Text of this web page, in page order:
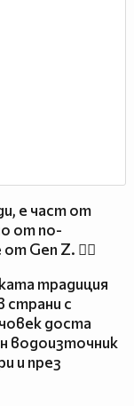
е част от
от по-
Gen Z. 🤽‍♀️
традиция
страни с
доста
водоизточник
и през